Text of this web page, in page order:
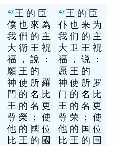
47王 的 臣
僕 也 來 為
我 們 的 主
大 衛 王 祝
福 ， 說 ：
願 王 的
神 使 所 羅
門 的 名 比
王 的 名 更
尊 榮 ； 使
他 的 國 位
比 王 的 國
47王 的 臣
仆 也 来 为
我 们 的 主
大 卫 王 祝
福 ， 说 ：
愿 王 的
神 使 所 罗
门 的 名 比
王 的 名 更
尊 荣 ； 使
他 的 国 位
比 王 的 国